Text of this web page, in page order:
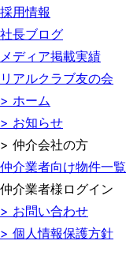
採用情報
社長ブログ
メディア掲載実績
リアルクラブ友の会
> ホーム
> お知らせ
> 仲介会社の方
仲介業者向け物件一覧
仲介業者様ログイン
> お問い合わせ
> 個人情報保護方針